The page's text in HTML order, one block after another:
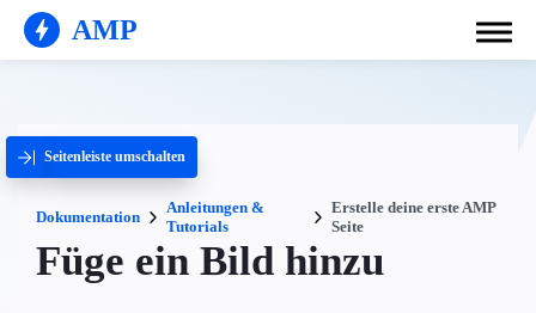
AMP
Seitenleiste umschalten
Dokumentation
Anleitungen &
Tutorials
Erstelle deine erste AMP
Seite
Füge ein Bild hinzu